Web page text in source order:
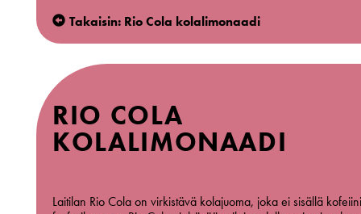
Takaisin: Rio Cola kolalimonaadi
RIO COLA
KOLALIMONAADI
Laitilan Rio Cola on virkistävä kolajuoma, joka ei sisällä